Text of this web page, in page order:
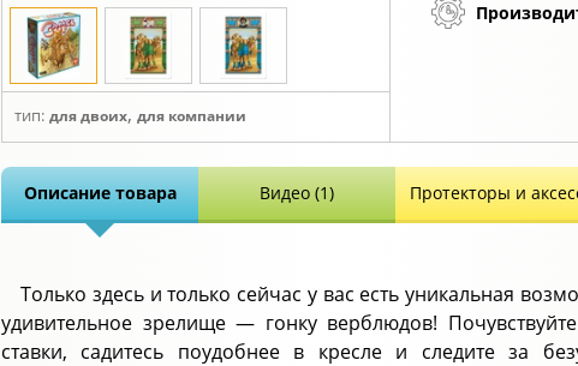
тип: для двоих, для компании
Описание товара Видео (1) Протекторы и
Только здесь и только сейчас у вас есть уникальная
удивительное зрелище — гонку верблюдов!
ставки, садитесь поудобнее в кресле и следите за